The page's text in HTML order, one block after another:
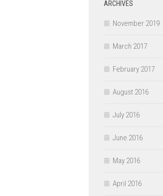
ARCHIVES
November 2019
March 2017
February 2017
August 2016
July 2016
June 2016
May 2016
April 2016